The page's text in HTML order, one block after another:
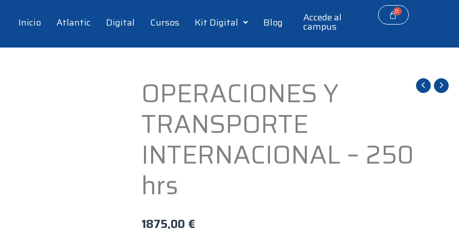
Inicio Atlantic Digital Cursos Kit Digital Blog Accede al
campus
OPERACIONES Y
TRANSPORTE
INTERNACIONAL – 250
hrs
1875,00 €
OPERACIONES
Y
INTERNACIONAL
250
hrs
cantidad